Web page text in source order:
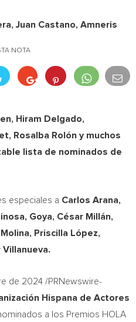
NOTA
Juan Castano, Amneris
, Hiram Delgado,
, Rosalba Rolón y muchos
lista de nominados de
especiales a Carlos Arana,
, Goya, César Millán,
, Priscilla López,
Villanueva.
de 2024 /PRNewswire-
Hispana de Actores
a los Premios HOLA